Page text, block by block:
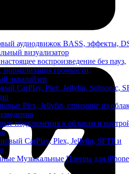
аудиодвижок BASS, эффекты,
визуализатор
воспроизведение без пауз,
нормализация громкости,
эквалайзер
CarPlay, Plex, Jellyfin, Subsonic,
Plex, Jellyfin, стриминг из
подключения к облакам и
CarPlay, Plex, Jellyfin, SFTP и
Музыкальные Плееры для